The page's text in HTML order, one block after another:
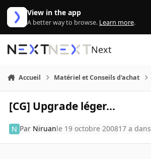
Aller au contenu
View in the app
A better way to browse. Learn more.
Next
Accueil Matériel et Conseils d'achat
[CG] Upgrade léger...
Par Niruanle 19 octobre 200817 a dans